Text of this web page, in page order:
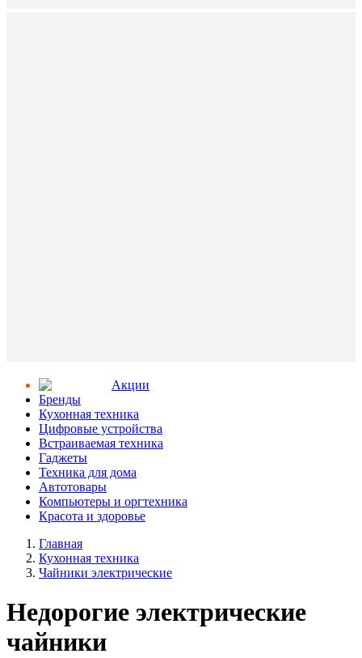
Aкции
Бренды
Кухонная техника
Цифровые устройства
Встраиваемая техника
Гаджеты
Техника для дома
Автотовары
Компьютеры и оргтехника
Красота и здоровье
Главная
Кухонная техника
Чайники электрические
Недорогие электрические
чайники